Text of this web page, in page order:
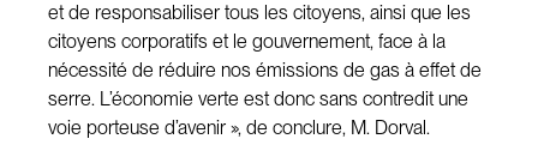
et de responsabiliser tous les citoyens, ainsi que les
citoyens corporatifs et le gouvernement, face à la
nécessité de réduire nos émissions de gas à effet de
serre. L’économie verte est donc sans contredit une
voie porteuse d’avenir », de conclure, M. Dorval.